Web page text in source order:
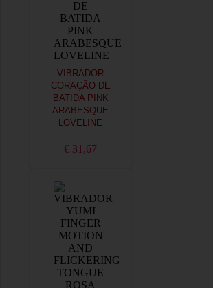
VIBRADOR
CORAÇÃO DE
BATIDA PINK
ARABESQUE
LOVELINE
€ 31,67